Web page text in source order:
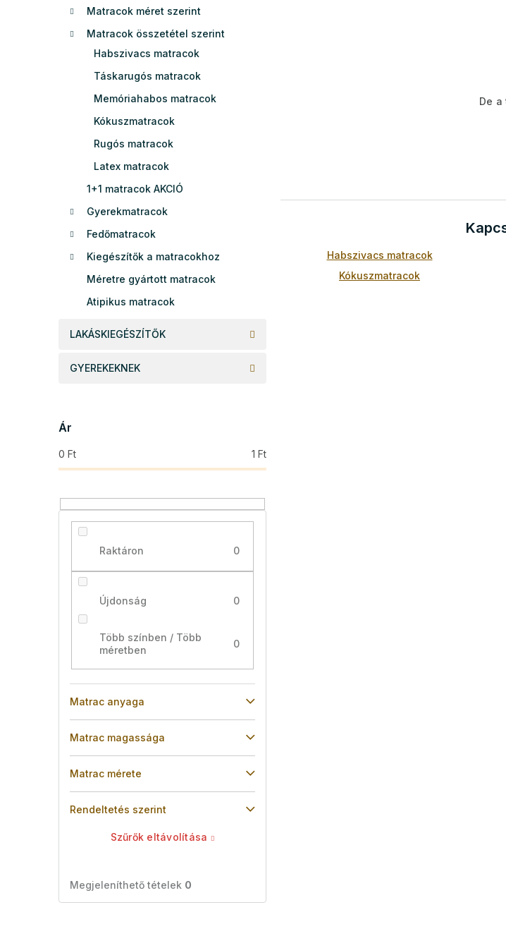
Matracok méret szerint
Matracok összetétel szerint
Habszivacs matracok
Táskarugós matracok
Memóriahabos matracok
Kókuszmatracok
Rugós matracok
Latex matracok
1+1 matracok AKCIÓ
Gyerekmatracok
Fedőmatracok
Kiegészítők a matracokhoz
Méretre gyártott matracok
Atipikus matracok
LAKÁSKIEGÉSZÍTŐK
GYEREKEKNEK
Ár
0 Ft 1 Ft
Raktáron 0
Újdonság 0
Több színben / Több
méretben
0
Matrac anyaga
Matrac magassága
Matrac mérete
Rendeltetés szerint
Szűrők eltávolítása
Megjeleníthető tételek 0
De
Habszivacs matracok
Kókuszmatracok